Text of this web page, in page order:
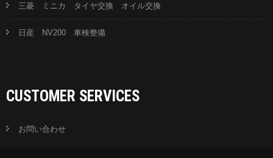
三菱 ミニカ タイヤ交換 オイル交換
日産 NV200 車検整備
CUSTOMER SERVICES
お問い合わせ